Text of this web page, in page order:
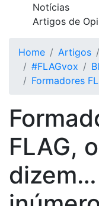
Notícias
Artigos de
Home Artigos
#FLAGvox
Formadores
FLAG,
dizem…